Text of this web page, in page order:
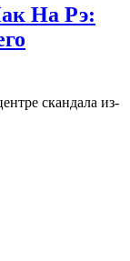
На Рэ:
скандала из-